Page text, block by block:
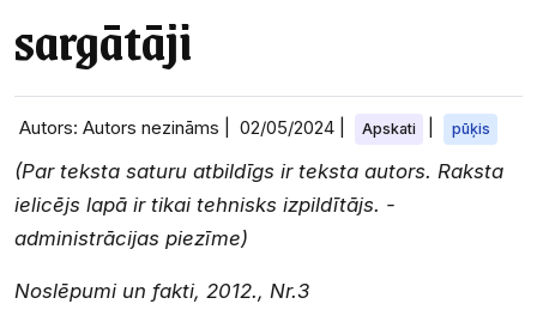
sargātāji
Autors: Autors nezināms | 02/05/2024 Apskati pūķis
(Par teksta saturu atbildīgs ir teksta autors. Raksta
ielicējs lapā ir tikai tehnisks izpildītājs. -
administrācijas piezīme)
Noslēpumi un fakti, 2012., Nr.3